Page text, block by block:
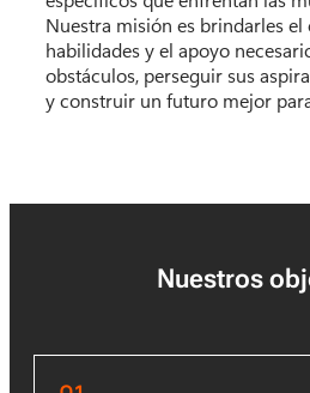
Nuestra misión es brindarles
habilidades y el apoyo
obstáculos, perseguir sus
y construir un futuro mejor
Nuestros